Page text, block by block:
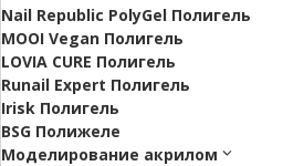
Nail Republic PolyGel Полигель
MOOI Vegan Полигель
LOVIA CURE Полигель
Runail Expert Полигель
Irisk Полигель
BSG Полижеле
Моделирование акрилом